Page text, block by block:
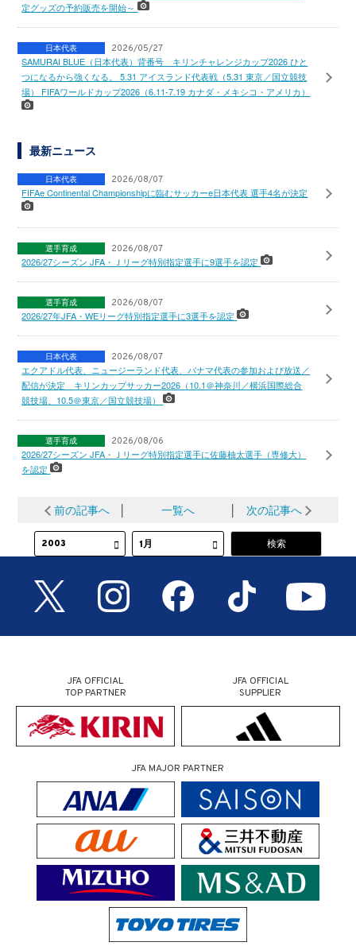
定グッズの予約販売を開始～
日本代表 2026/05/27
SAMURAI BLUE（日本代表）背番号 キリンチャレンジカップ2026 ひと
つになるから強くなる。 5.31 アイスランド代表戦（5.31 東京／国立競技
場） FIFAワールドカップ2026（6.11-7.19 カナダ・メキシコ・アメリカ）
最新ニュース
日本代表 2026/08/07
FIFAe Continental Championshipに臨むサッカーe日本代表 選手4名が決定
選手育成 2026/08/07
2026/27シーズン JFA・Ｊリーグ特別指定選手に9選手を認定
選手育成 2026/08/07
2026/27年JFA・WEリーグ特別指定選手に3選手を認定
日本代表 2026/08/07
エクアドル代表、ニュージーランド代表、パナマ代表の参加および放送／
配信が決定 キリンカップサッカー2026（10.1＠神奈川／横浜国際総合
競技場、10.5＠東京／国立競技場）
選手育成 2026/08/06
2026/27シーズン JFA・Ｊリーグ特別指定選手に佐藤柚太選手（専修大）
を認定
前の記事へ 一覧へ 次の記事へ
JFA OFFICIAL
TOP PARTNER
JFA OFFICIAL
SUPPLIER
JFA MAJOR PARTNER